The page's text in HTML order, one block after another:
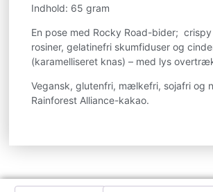
Indhold: 65 gram
En pose med Rocky Road-bider; crispy
rosiner, gelatinefri skumfiduser og
(karamelliseret knas) – med lys
Vegansk, glutenfri, mælkefri, sojafri og
Rainforest Alliance-kakao.